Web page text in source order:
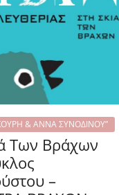
& ΑΝΝΑ ΣΥΝΟΔΙΝΟΥ”
Των Βράχων
–